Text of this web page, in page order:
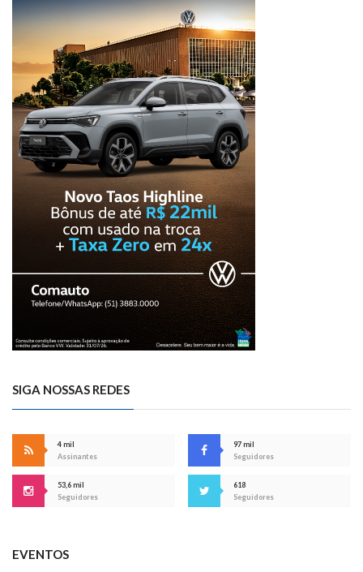
SIGA NOSSAS REDES
4 mil
Assinantes
97 mil
Seguidores
53,6 mil
Seguidores
618
Seguidores
EVENTOS